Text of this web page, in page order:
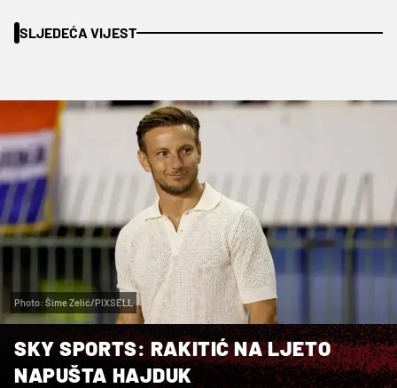
SLJEDEĆA VIJEST
Photo: Šime Zelić/PIXSELL
SKY SPORTS: RAKITIĆ NA LJETO
NAPUŠTA HAJDUK